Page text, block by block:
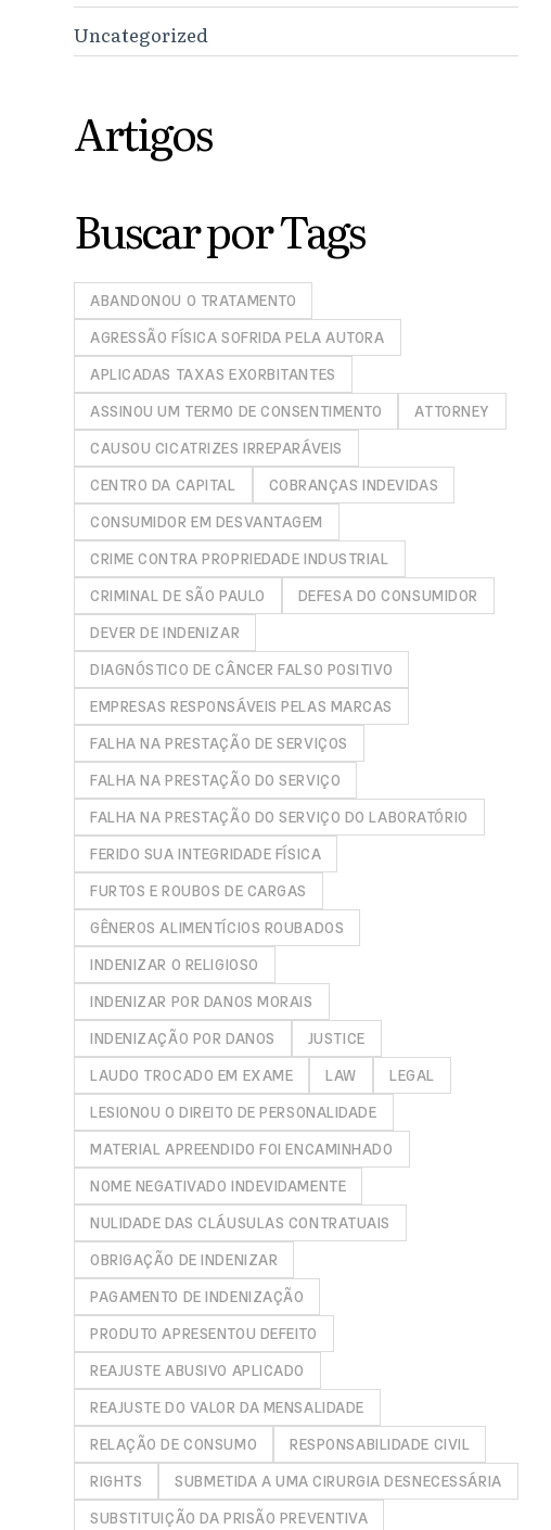
Uncategorized
Artigos
Buscar por Tags
ABANDONOU O TRATAMENTO
AGRESSÃO FÍSICA SOFRIDA PELA AUTORA
APLICADAS TAXAS EXORBITANTES
ASSINOU UM TERMO DE CONSENTIMENTO
ATTORNEY
CAUSOU CICATRIZES IRREPARÁVEIS
CENTRO DA CAPITAL
COBRANÇAS INDEVIDAS
CONSUMIDOR EM DESVANTAGEM
CRIME CONTRA PROPRIEDADE INDUSTRIAL
CRIMINAL DE SÃO PAULO
DEFESA DO CONSUMIDOR
DEVER DE INDENIZAR
DIAGNÓSTICO DE CÂNCER FALSO POSITIVO
EMPRESAS RESPONSÁVEIS PELAS MARCAS
FALHA NA PRESTAÇÃO DE SERVIÇOS
FALHA NA PRESTAÇÃO DO SERVIÇO
FALHA NA PRESTAÇÃO DO SERVIÇO DO LABORATÓRIO
FERIDO SUA INTEGRIDADE FÍSICA
FURTOS E ROUBOS DE CARGAS
GÊNEROS ALIMENTÍCIOS ROUBADOS
INDENIZAR O RELIGIOSO
INDENIZAR POR DANOS MORAIS
INDENIZAÇÃO POR DANOS
JUSTICE
LAUDO TROCADO EM EXAME
LAW
LEGAL
LESIONOU O DIREITO DE PERSONALIDADE
MATERIAL APREENDIDO FOI ENCAMINHADO
NOME NEGATIVADO INDEVIDAMENTE
NULIDADE DAS CLÁUSULAS CONTRATUAIS
OBRIGAÇÃO DE INDENIZAR
PAGAMENTO DE INDENIZAÇÃO
PRODUTO APRESENTOU DEFEITO
REAJUSTE ABUSIVO APLICADO
REAJUSTE DO VALOR DA MENSALIDADE
RELAÇÃO DE CONSUMO
RESPONSABILIDADE CIVIL
RIGHTS
SUBMETIDA A UMA CIRURGIA DESNECESSÁRIA
SUBSTITUIÇÃO DA PRISÃO PREVENTIVA